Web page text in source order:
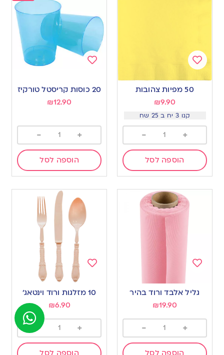
wishlist
50 מפיות צהובות
₪9.90
קנו 3 יח ב 25 שח
+
-
הוספה לסל
to
wishlist
20 כוסות קריסטל טורקיז
₪12.90
+
-
הוספה לסל
גליל אלבד ורוד בהיר
₪19.90
+
-
to10 מזלגות ורוד וינטאג’
₪6.90
+
-